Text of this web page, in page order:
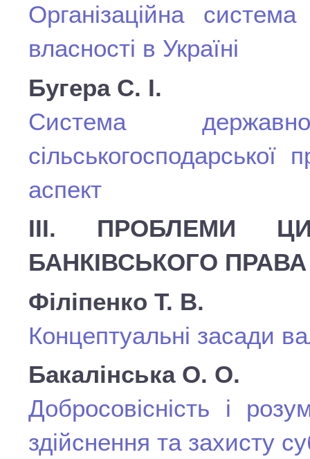
Організаційна
власності в Україні
Бугера С. І.
Система
сільськогосподарської
аспект
ІІІ. ПРОБЛЕМИ
БАНКІВСЬКОГО ПРАВА
Філіпенко Т. В.
Концептуальні засади
Бакалінська О. О.
Добросовісність і
здійснення та захисту